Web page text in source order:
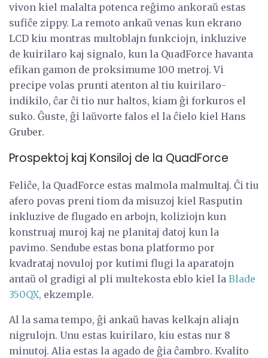
vivon kiel malalta potenca reĝimo ankoraŭ estas
sufiĉe zippy. La remoto ankaŭ venas kun ekrano
LCD kiu montras multoblajn funkciojn, inkluzive
de kuirilaro kaj signalo, kun la QuadForce havanta
efikan gamon de proksimume 100 metroj. Vi
precipe volas prunti atenton al tiu kuirilaro-
indikilo, ĉar ĉi tio nur haltos, kiam ĝi forkuros el
suko. Ĝuste, ĝi laŭvorte falos el la ĉielo kiel Hans
Gruber.
Prospektoj kaj Konsiloj de la QuadForce
Feliĉe, la QuadForce estas malmola malmultaj. Ĉi tiu
afero povas preni tiom da misuzoj kiel Rasputin
inkluzive de flugado en arbojn, koliziojn kun
konstruaj muroj kaj ne planitaj datoj kun la
pavimo. Sendube estas bona platformo por
kvadrataj novuloj por kutimi flugi la aparatojn
antaŭ ol gradigi al pli multekosta eblo kiel la Blade
350QX, ekzemple.
Al la sama tempo, ĝi ankaŭ havas kelkajn aliajn
nigrulojn. Unu estas kuirilaro, kiu estas nur 8
minutoj. Alia estas la agado de ĝia ĉambro. Kvalito